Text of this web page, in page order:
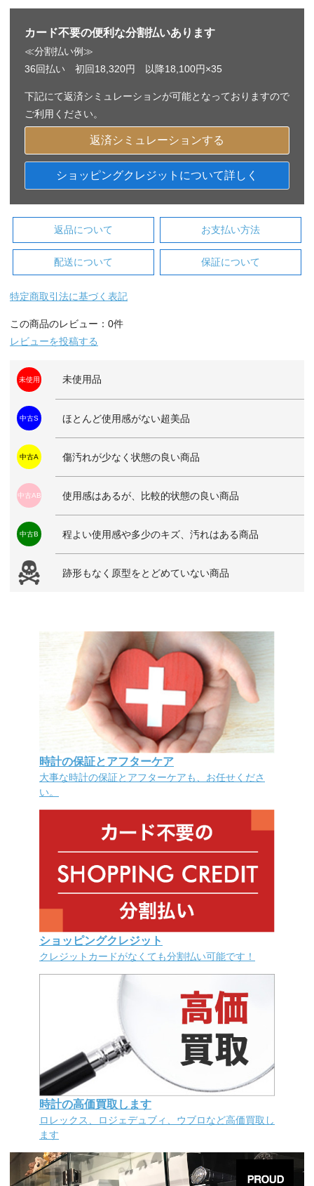
カード不要の便利な分割払いあります
≪分割払い例≫
36回払い 初回18,320円 以降18,100円×35
下記にて返済シミュレーションが可能となっておりますので
ご利用ください。
返済シミュレーションする
ショッピングクレジットについて詳しく
返品について お支払い方法
配送について 保証について
特定商取引法に基づく表記
この商品のレビュー：0件
レビューを投稿する
未使用 未使用品
中古S ほとんど使用感がない超美品
中古A 傷汚れが少なく状態の良い商品
中古AB 使用感はあるが、比較的状態の良い商品
中古B 程よい使用感や多少のキズ、汚れはある商品
跡形もなく原型をとどめていない商品
時計の保証とアフターケア
大事な時計の保証とアフターケアも、お任せくださ
い。
ショッピングクレジット
クレジットカードがなくても分割払い可能です！
時計の高価買取します
ロレックス、ロジェデュブィ、ウブロなど高価買取し
ます